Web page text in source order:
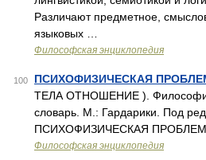
Различают предметное,
языковых …
Философская энциклопедия
100 ПСИХОФИЗИЧЕСКАЯ
ТЕЛА ОТНОШЕНИЕ ).
словарь. М.: Гардарики. Под
ПСИХОФИЗИЧЕСКАЯ
Философская энциклопедия